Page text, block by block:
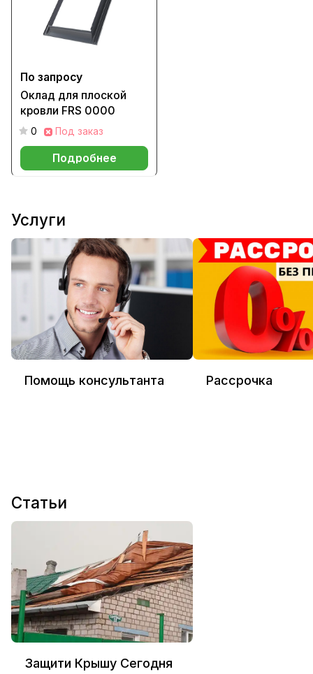
По запросу
Оклад для плоской
кровли FRS 0000
0 Под заказ
Подробнее
Услуги
Помощь консультанта Рассрочка
Статьи
Защити Крышу Сегодня